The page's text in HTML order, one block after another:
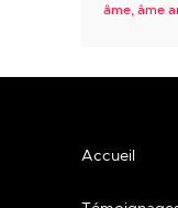
âme âme
Accueil